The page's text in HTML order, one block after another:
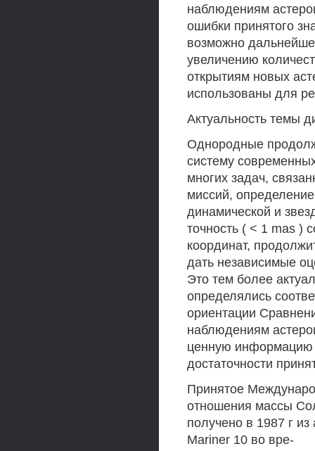
наблюдениям
ошибки принятого
возможно
увеличению
открытиям новых
использованы для
Актуальность темы
Однородные
систему
многих задач,
миссий,
динамической и
точность ( < 1 mas )
координат,
дать независимые
Это тем более
определялись
ориентации
наблюдениям
ценную информацию
достаточности
Принятое
отношения массы
получено в 1987 г
Mariner 10 во вре-